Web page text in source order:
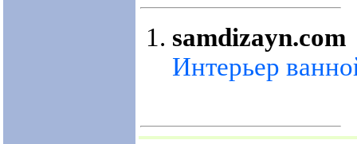
samdizayn.com
Интерьер